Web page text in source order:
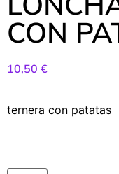
CON
10,50 €
ternera con patatas